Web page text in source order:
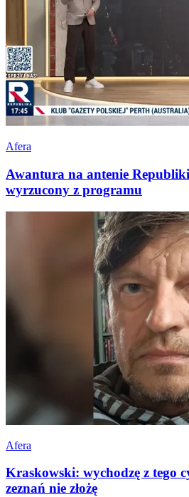
Afera
Awantura na antenie
wyrzucony z programu
Afera
Kraskowski: wychodzę z tego
zeznań nie złożę